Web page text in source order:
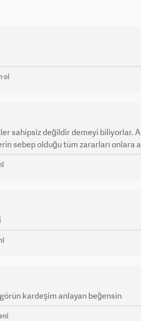
ol
sahipsiz değildir demeyi biliyorlar.
sebep olduğu tüm zararları
kardeşim anlayan beğensin